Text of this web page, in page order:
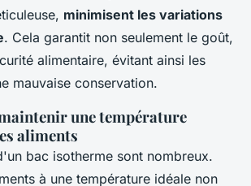
minimisent les variations
. Cela garantit non seulement le goût,
alimentaire, évitant ainsi les
mauvaise conservation.
une température
aliments
bac isotherme sont nombreux.
à une température idéale non